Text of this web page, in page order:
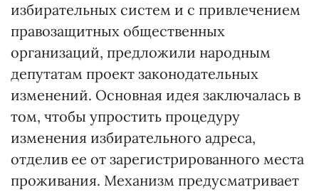
избирательных систем и с привлечением
правозащитных общественных
организаций, предложили народным
депутатам проект законодательных
изменений. Основная идея заключалась в
том, чтобы упростить процедуру
изменения избирательного адреса,
отделив ее от зарегистрированного места
проживания. Механизм предусматривает